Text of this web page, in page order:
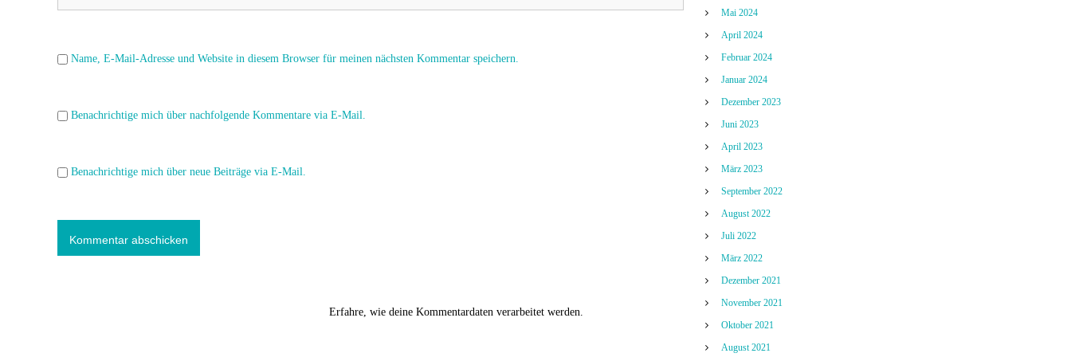
o Name, E-Mail-Adresse und Website in diesem Browser für meinen nächsten Kommentar speichern.
Benachrichtige mich über nachfolgende Kommentare via E-Mail.
Benachrichtige mich über neue Beiträge via E-Mail.
Erfahre, wie deine Kommentardaten verarbeitet werden.
Mai 2024
April 2024
Februar 2024
Januar 2024
Dezember 2023
Juni 2023
April 2023
März 2023
September 2022
August 2022
Juli 2022
März 2022
Dezember 2021
November 2021
Oktober 2021
August 2021